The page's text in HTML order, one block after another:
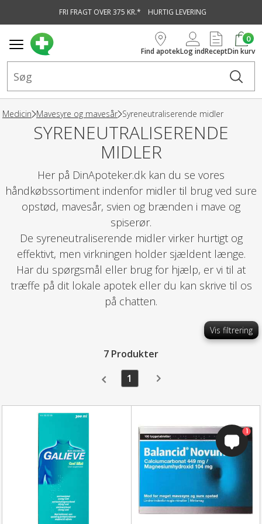
FRI FRAGT OVER 375 KR.* HURTIG LEVERING
Find apotekLog indRecept
0
Din kurv
Medicin Mavesyre og mavesår Syreneutraliserende midler
SYRENEUTRALISERENDE
MIDLER
Her på DinApoteker.dk kan du se vores
håndkøbssortiment indenfor midler til brug ved sure
opstød, mavesår, svien og brænden i mave og
spiserør.
De syreneutraliserende midler virker hurtigt og
effektivt, men virkningen holder sjældent længe.
Har du spørgsmål eller brug for hjælp, er vi til at
træffe på dit lokale apotek eller du kan skrive til os
på chatten.
Vis filtrering
7 Produkter
1
1